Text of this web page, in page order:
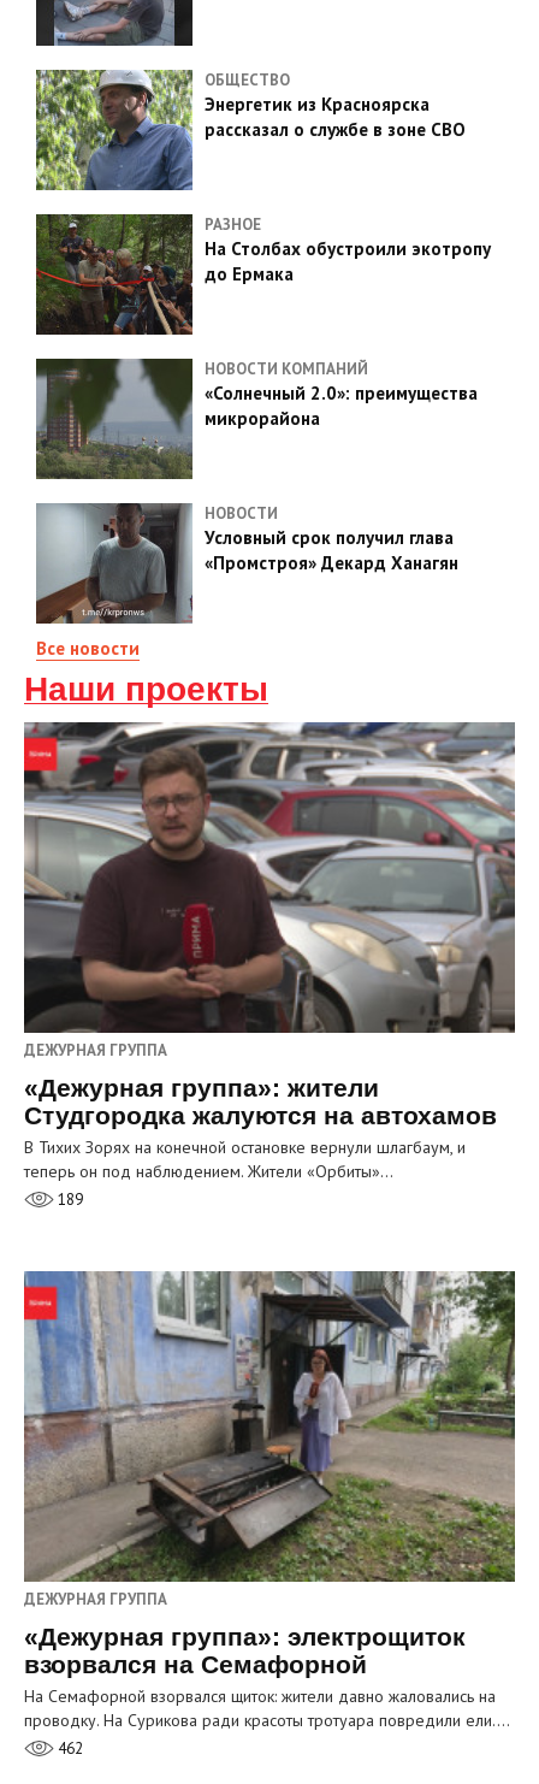
ОБЩЕСТВО
Энергетик из Красноярска
рассказал о службе в зоне СВО
РАЗНОЕ
На Столбах обустроили экотропу
до Ермака
НОВОСТИ КОМПАНИЙ
«Солнечный 2.0»: преимущества
микрорайона
НОВОСТИ
Условный срок получил глава
«Промстроя» Декард Ханагян
Все новости
Наши проекты
ДЕЖУРНАЯ ГРУППА
«Дежурная группа»: жители
Студгородка жалуются на автохамов
В Тихих Зорях на конечной остановке вернули шлагбаум, и
теперь он под наблюдением. Жители «Орбиты»…
189
ДЕЖУРНАЯ ГРУППА
«Дежурная группа»: электрощиток
взорвался на Семафорной
На Семафорной взорвался щиток: жители давно жаловались на
проводку. На Сурикова ради красоты тротуара повредили ели.…
462